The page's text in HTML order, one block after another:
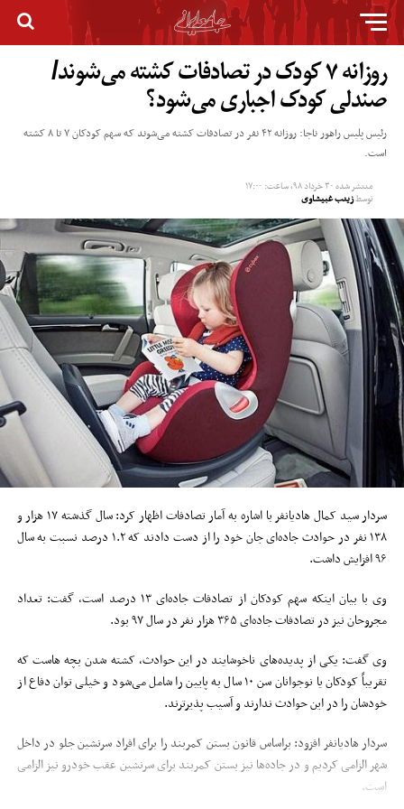
روزانه ۷ کودک در تصادفات کشته می‌شوند/
صندلی کودک اجباری می‌شود؟
رئیس پلیس راهور ناجا: روزانه ۴۲ نفر در تصادفات کشته می‌شوند که سهم کودکان ۷ تا ۸ کشته
است.
منتشر شده۳۰ خرداد ۹۸, ساعت: ۱۷:۰۰
توسطزینب غبیشاوی
سردار سید کمال هادیانفر با اشاره به آمار تصادفات اظهار کرد: سال گذشته ۱۷ هزار و
۱۳۸ نفر در حوادث جاده‌ای جان خود را از دست دادند که ۱.۲ درصد نسبت به سال
۹۶ افزایش داشت.
وی با بیان اینکه سهم کودکان از تصادفات جاده‌ای ۱۳ درصد است، گفت: تعداد
مجروحان نیز در تصادفات جاده‌ای ۳۶۵ هزار نفر در سال ۹۷ بود.
وی گفت: یکی از پدیده‌های ناخوشایند در این حوادث، کشته شدن بچه هاست که
تقریباً کودکان یا نوجوانان سن ۱۰ سال به پایین را شامل می‌شود و خیلی توان دفاع از
خودشان را در این حوادث ندارند و آسیب پذیرترند.
سردار هادیانفر افزود: براساس قانون بستن کمربند را برای افراد سرنشین جلو در داخل
شهر الزامی کردیم و در جاده‌ها نیز بستن کمربند برای سرنشین عقب خودرو نیز الزامی
است.